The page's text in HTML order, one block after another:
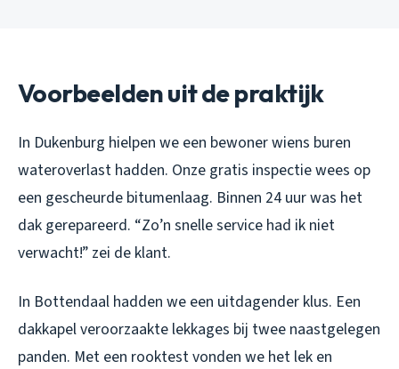
Voorbeelden uit de praktijk
In Dukenburg hielpen we een bewoner wiens buren
wateroverlast hadden. Onze gratis inspectie wees op
een gescheurde bitumenlaag. Binnen 24 uur was het
dak gerepareerd. “Zo’n snelle service had ik niet
verwacht!” zei de klant.
In Bottendaal hadden we een uitdagender klus. Een
dakkapel veroorzaakte lekkages bij twee naastgelegen
panden. Met een rooktest vonden we het lek en